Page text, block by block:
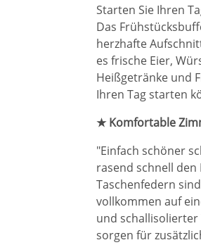
Starten Sie Ihren
Das
herzhafte
es frische Eier,
Heißgetränke und
Ihren Tag starten
★ Komfortable
"Einfach schöner
rasend schnell
Taschenfedern
vollkommen auf
und schallisolierter
sorgen für